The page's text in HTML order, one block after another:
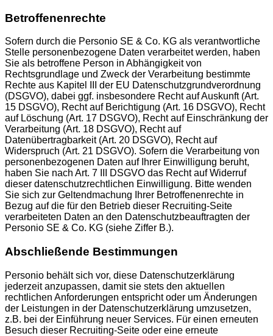
Betroffenenrechte
Sofern durch die Personio SE & Co. KG als verantwortliche
Stelle personenbezogene Daten verarbeitet werden, haben
Sie als betroffene Person in Abhängigkeit von
Rechtsgrundlage und Zweck der Verarbeitung bestimmte
Rechte aus Kapitel III der EU Datenschutzgrundverordnung
(DSGVO), dabei ggf. insbesondere Recht auf Auskunft (Art.
15 DSGVO), Recht auf Berichtigung (Art. 16 DSGVO), Recht
auf Löschung (Art. 17 DSGVO), Recht auf Einschränkung der
Verarbeitung (Art. 18 DSGVO), Recht auf
Datenübertragbarkeit (Art. 20 DSGVO), Recht auf
Widerspruch (Art. 21 DSGVO). Sofern die Verarbeitung von
personenbezogenen Daten auf Ihrer Einwilligung beruht,
haben Sie nach Art. 7 III DSGVO das Recht auf Widerruf
dieser datenschutzrechtlichen Einwilligung. Bitte wenden
Sie sich zur Geltendmachung Ihrer Betroffenenrechte in
Bezug auf die für den Betrieb dieser Recruiting-Seite
verarbeiteten Daten an den Datenschutzbeauftragten der
Personio SE & Co. KG (siehe Ziffer B.).
Abschließende Bestimmungen
Personio behält sich vor, diese Datenschutzerklärung
jederzeit anzupassen, damit sie stets den aktuellen
rechtlichen Anforderungen entspricht oder um Änderungen
der Leistungen in der Datenschutzerklärung umzusetzen,
z.B. bei der Einführung neuer Services. Für einen erneuten
Besuch dieser Recruiting-Seite oder eine erneute